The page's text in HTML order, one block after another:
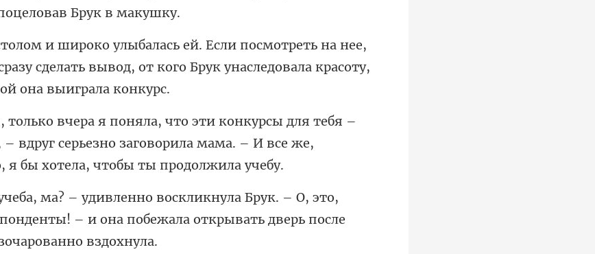
ть на нее,
сделать вывод, от кого Брук
ебя –
– вдруг серьезно заговорила мама. – И в
– О, это,
– и она побежала от